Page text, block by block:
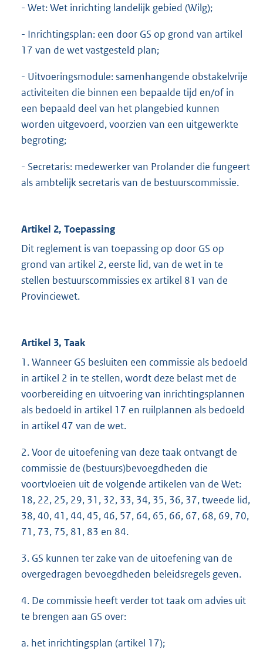
- Wet: Wet inrichting landelijk gebied (Wilg);
- Inrichtingsplan: een door GS op grond van artikel
17 van de wet vastgesteld plan;
- Uitvoeringsmodule: samenhangende obstakelvrije
activiteiten die binnen een bepaalde tijd en/of in
een bepaald deel van het plangebied kunnen
worden uitgevoerd, voorzien van een uitgewerkte
begroting;
- Secretaris: medewerker van Prolander die fungeert
als ambtelijk secretaris van de bestuurscommissie.
Artikel 2, Toepassing
Dit reglement is van toepassing op door GS op
grond van artikel 2, eerste lid, van de wet in te
stellen bestuurscommissies ex artikel 81 van de
Provinciewet.
Artikel 3, Taak
1. Wanneer GS besluiten een commissie als bedoeld
in artikel 2 in te stellen, wordt deze belast met de
voorbereiding en uitvoering van inrichtingsplannen
als bedoeld in artikel 17 en ruilplannen als bedoeld
in artikel 47 van de wet.
2. Voor de uitoefening van deze taak ontvangt de
commissie de (bestuurs)bevoegdheden die
voortvloeien uit de volgende artikelen van de Wet:
18, 22, 25, 29, 31, 32, 33, 34, 35, 36, 37, tweede lid,
38, 40, 41, 44, 45, 46, 57, 64, 65, 66, 67, 68, 69, 70,
71, 73, 75, 81, 83 en 84.
3. GS kunnen ter zake van de uitoefening van de
overgedragen bevoegdheden beleidsregels geven.
4. De commissie heeft verder tot taak om advies uit
te brengen aan GS over:
a. het inrichtingsplan (artikel 17);